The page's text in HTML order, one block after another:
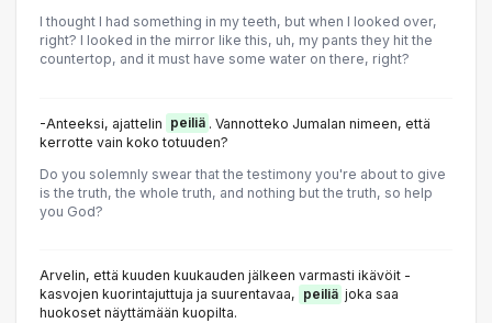
I thought I had something in my teeth, but when I looked over,
right? I looked in the mirror like this, uh, my pants they hit the
countertop, and it must have some water on there, right?
-Anteeksi, ajattelin peiliä . Vannotteko Jumalan nimeen, että
kerrotte vain koko totuuden?
Do you solemnly swear that the testimony you're about to give
is the truth, the whole truth, and nothing but the truth, so help
you God?
Arvelin, että kuuden kuukauden jälkeen varmasti ikävöit -
kasvojen kuorintajuttuja ja suurentavaa, peiliä joka saa
huokoset näyttämään kuopilta.